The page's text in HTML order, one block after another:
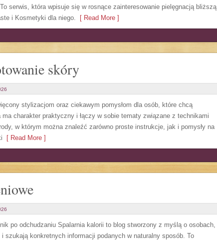
serwis, która wpisuje się w rosnące zainteresowanie pielęgnacją bliższą
i Kosmetyki dla niego. [ Read More ]
skóry
stylizacjom oraz ciekawym pomysłom dla osób, które chcą
charakter praktyczny i łączy w sobie tematy związane z technikami
w którym można znaleźć zarówno proste instrukcje, jak i pomysły na
[ Read More ]
po odchudzaniu Spalarnia kalorii to blog stworzony z myślą o osobach,
szukają konkretnych informacji podanych w naturalny sposób. To